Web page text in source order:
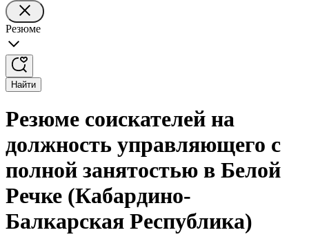
Резюме
Найти
Резюме соискателей на
должность управляющего с
полной занятостью в Белой
Речке (Кабардино-
Балкарская Республика)